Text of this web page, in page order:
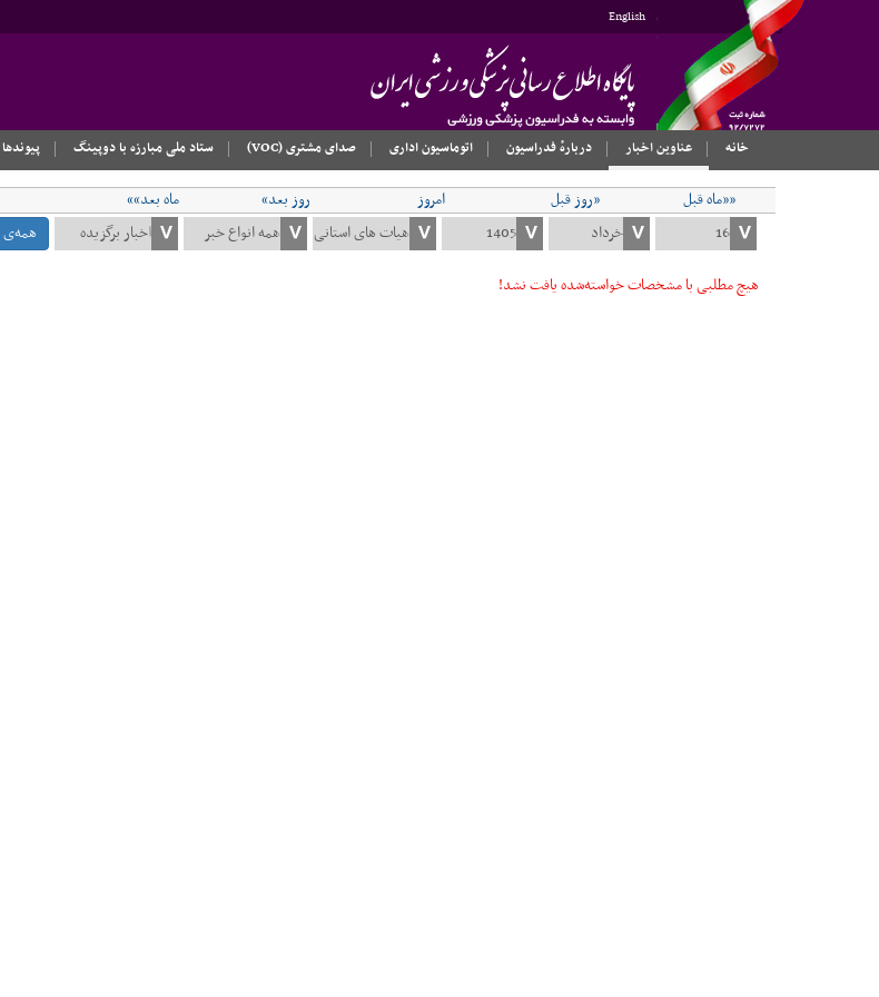
English
خانه
عناوین اخبار دربارهٔ فدراسیون اتوماسیون اداری صدای مشتری (VOC) ستاد ملی مبارزه با دوپینگ پیوندها
««ماه قبل «روز قبل امروز روز بعد»
ماه بعد»»
همه‌ی
هیچ مطلبی با مشخصات خواسته‌شده یافت نشد!